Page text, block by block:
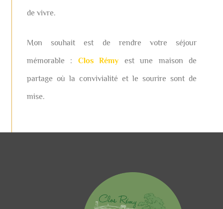
de vivre.
Mon souhait est de rendre votre séjour
mémorable : Clos Rémy est une maison de
partage où la convivialité et le sourire sont de
mise.